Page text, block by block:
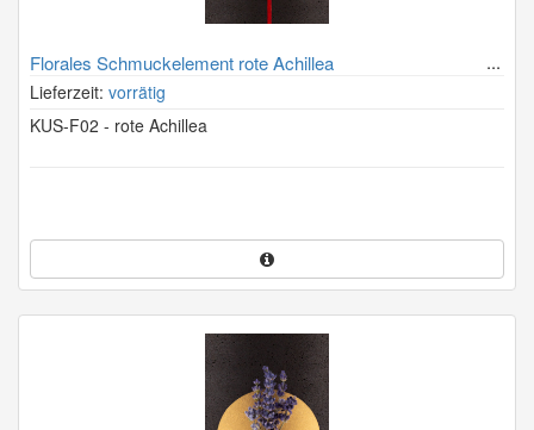
Florales Schmuckelement rote Achillea
Lieferzeit: vorrätig
KUS-F02 - rote Achillea